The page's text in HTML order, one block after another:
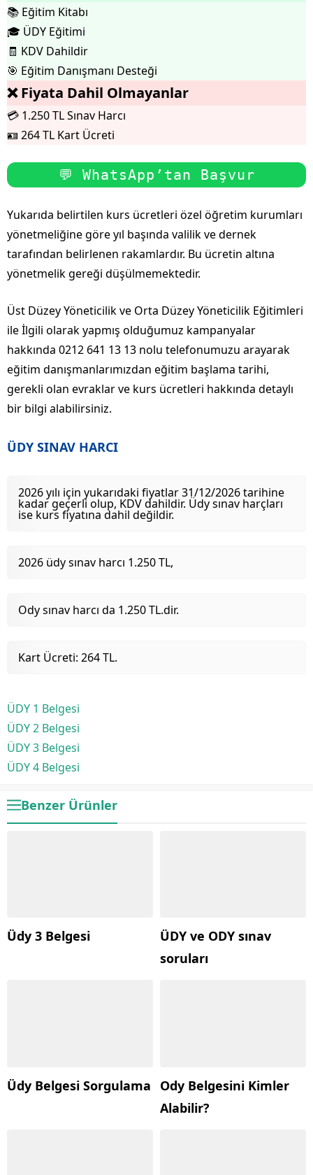
📚 Eğitim Kitabı
🎓 ÜDY Eğitimi
🧾 KDV Dahildir
🎯 Eğitim Danışmanı Desteği
❌ Fiyata Dahil Olmayanlar
💳 1.250 TL Sınav Harcı
🪪 264 TL Kart Ücreti
💬 WhatsApp’tan Başvur
Yukarıda belirtilen kurs ücretleri özel öğretim kurumları
yönetmeliğine göre yıl başında valilik ve dernek
tarafından belirlenen rakamlardır. Bu ücretin altına
yönetmelik gereği düşülmemektedir.
Üst Düzey Yöneticilik ve Orta Düzey Yöneticilik Eğitimleri
ile İlgili olarak yapmış olduğumuz kampanyalar
hakkında 0212 641 13 13 nolu telefonumuzu arayarak
eğitim danışmanlarımızdan eğitim başlama tarihi,
gerekli olan evraklar ve kurs ücretleri hakkında detaylı
bir bilgi alabilirsiniz.
ÜDY SINAV HARCI
2026 yılı için yukarıdaki fiyatlar 31/12/2026 tarihine
kadar geçerli olup, KDV dahildir. Üdy sınav harçları
ise kurs fiyatına dahil değildir.
2026 üdy sınav harcı 1.250 TL,
Ody sınav harcı da 1.250 TL.dir.
Kart Ücreti: 264 TL.
ÜDY 1 Belgesi
ÜDY 2 Belgesi
ÜDY 3 Belgesi
ÜDY 4 Belgesi
Benzer Ürünler
Üdy 3 Belgesi
ÜDY ve ODY sınav
soruları
Üdy Belgesi Sorgulama
Ody Belgesini Kimler
Alabilir?